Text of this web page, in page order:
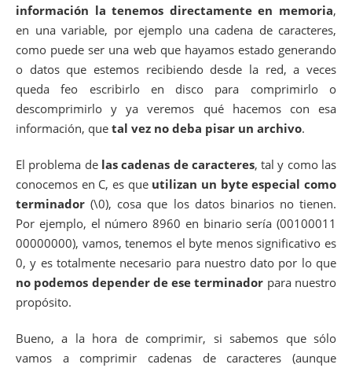
información la tenemos directamente en memoria,
en una variable, por ejemplo una cadena de caracteres,
como puede ser una web que hayamos estado generando
o datos que estemos recibiendo desde la red, a veces
queda feo escribirlo en disco para comprimirlo o
descomprimirlo y ya veremos qué hacemos con esa
información, que tal vez no deba pisar un archivo.
El problema de las cadenas de caracteres, tal y como las
conocemos en C, es que utilizan un byte especial como
terminador (\0), cosa que los datos binarios no tienen.
Por ejemplo, el número 8960 en binario sería (00100011
00000000), vamos, tenemos el byte menos significativo es
0, y es totalmente necesario para nuestro dato por lo que
no podemos depender de ese terminador para nuestro
propósito.
Bueno, a la hora de comprimir, si sabemos que sólo
vamos a comprimir cadenas de caracteres (aunque